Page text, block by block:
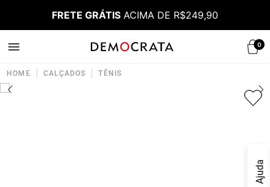
FRETE GRÁTIS ACIMA DE R$249,90
0
Ajuda
HOME CALÇADOS TÊNIS